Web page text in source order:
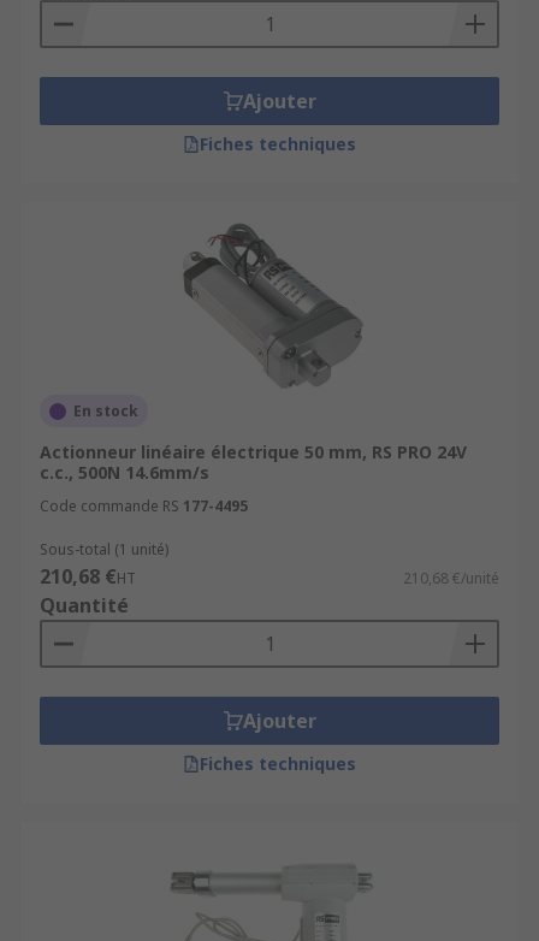
Ajouter
Fiches techniques
En stock
Actionneur linéaire électrique 50 mm, RS PRO 24V
c.c., 500N 14.6mm/s
Code commande RS 177-4495
Sous-total (1 unité)
210,68 €HT 210,68 €/unité
Quantité
Ajouter
Fiches techniques